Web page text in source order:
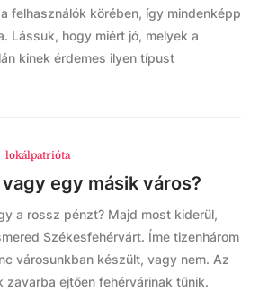
felhasználók körében, így mindenképp
Lássuk, hogy miért jó, melyek a
kinek érdemes ilyen típust
lokálpatrióta
egy másik város?
a rossz pénzt? Majd most kiderül,
Székesfehérvárt. Íme tizenhárom
városunkban készült, vagy nem. Az
zavarba ejtően fehérvárinak tűnik.